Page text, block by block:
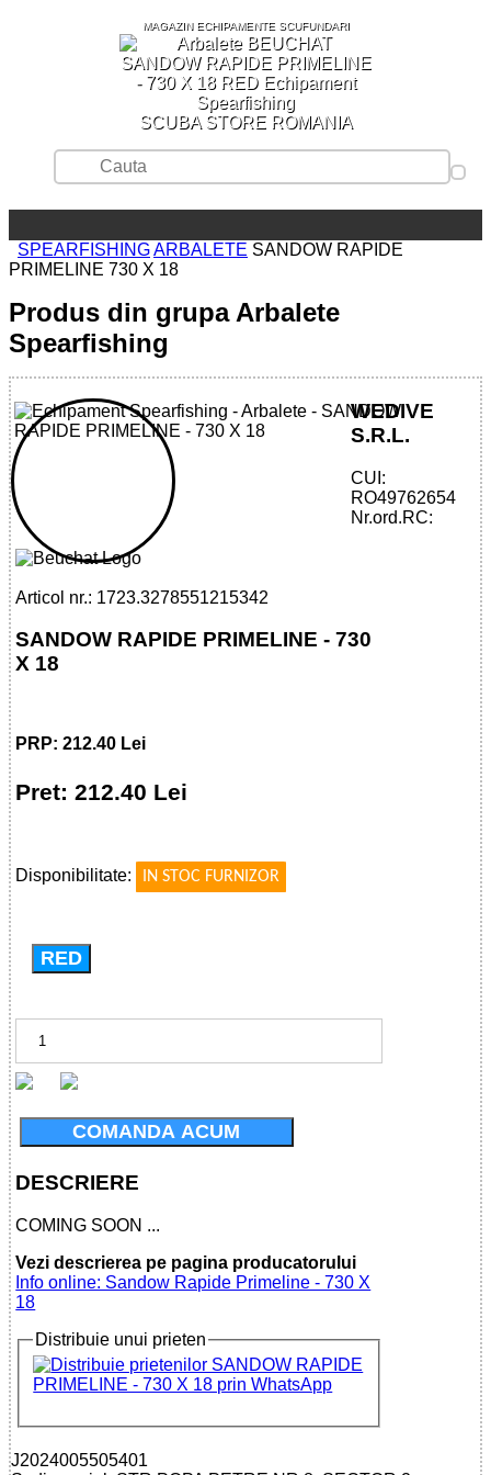
MAGAZIN ECHIPAMENTE SCUFUNDARI
SCUBA STORE ROMANIA
SPEARFISHINGARBALETE SANDOW RAPIDE
PRIMELINE 730 X 18
Produs din grupa Arbalete
Spearfishing
32785512153 - SANDOW RAPIDE
PRIMELINE - 730 X 18
Articol nr.: 1723.3278551215342
SANDOW RAPIDE PRIMELINE - 730
X 18
PRP: 212.40 Lei
Pret: 212.40 Lei
Disponibilitate:
IN STOC FURNIZOR
RED
COMANDA ACUM
DESCRIERE
COMING SOON ...
Vezi descrierea pe pagina producatorului
Info online: Sandow Rapide Primeline - 730 X
18
Distribuie unui prieten
WEDIVE
S.R.L.
CUI:
RO49762654
Nr.ord.RC:
J2024005505401